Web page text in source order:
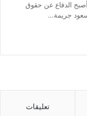
الدفاع عن حقوق
جريمة…
تعليقات